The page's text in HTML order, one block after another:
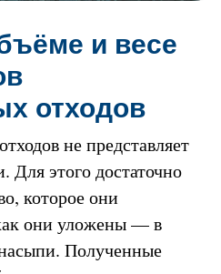
и весе
отходов
не представляет
Для этого достаточно
которое они
они уложены — в
Полученные